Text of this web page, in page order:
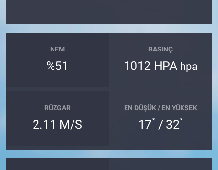
NEM
%51
BASINÇ
1012 HPA hpa
RÜZGAR
2.11 M/S
EN DÜŞÜK / EN YÜKSEK
17° / 32°